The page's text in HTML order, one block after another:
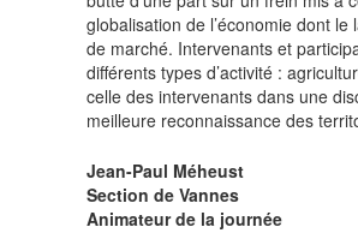
globalisation de l’économie dont
de marché. Intervenants et
différents types d’activité :
celle des intervenants dans une
meilleure reconnaissance des
Jean-Paul Méheust
Section de Vannes
Animateur de la journée